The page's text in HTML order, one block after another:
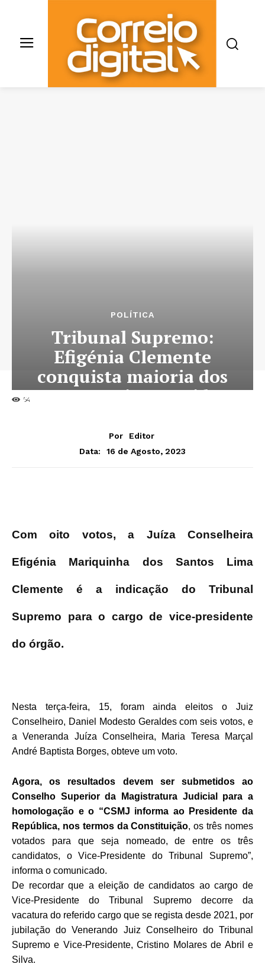
54
POLÍTICA
Tribunal Supremo:
Efigénia Clemente
conquista maioria dos
votos para vice-presidente
Por
Editor
Data:
16 de Agosto, 2023
Com oito votos, a Juíza Conselheira
Efigénia Mariquinha dos Santos Lima
Clemente é a indicação do Tribunal
Supremo para o cargo de vice-presidente
do órgão.
Nesta terça-feira, 15, foram ainda eleitos o Juiz
Conselheiro, Daniel Modesto Geraldes com seis votos, e
a Veneranda Juíza Conselheira, Maria Teresa Marçal
André Baptista Borges, obteve um voto.
Agora, os resultados devem ser submetidos ao
Conselho Superior da Magistratura Judicial para a
homologação e o “CSMJ informa ao Presidente da
República, nos termos da Constituição, os três nomes
votados para que seja nomeado, de entre os três
candidatos, o Vice-Presidente do Tribunal Supremo”,
informa o comunicado.
De recordar que a eleição de candidatos ao cargo de
Vice-Presidente do Tribunal Supremo decorre da
vacatura do referido cargo que se regista desde 2021, por
jubilação do Venerando Juiz Conselheiro do Tribunal
Supremo e Vice-Presidente, Cristino Molares de Abril e
Silva.